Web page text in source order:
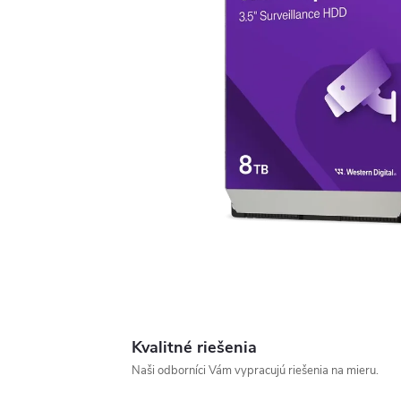
Kvalitné riešenia
Naši odborníci Vám vypracujú riešenia na mieru.